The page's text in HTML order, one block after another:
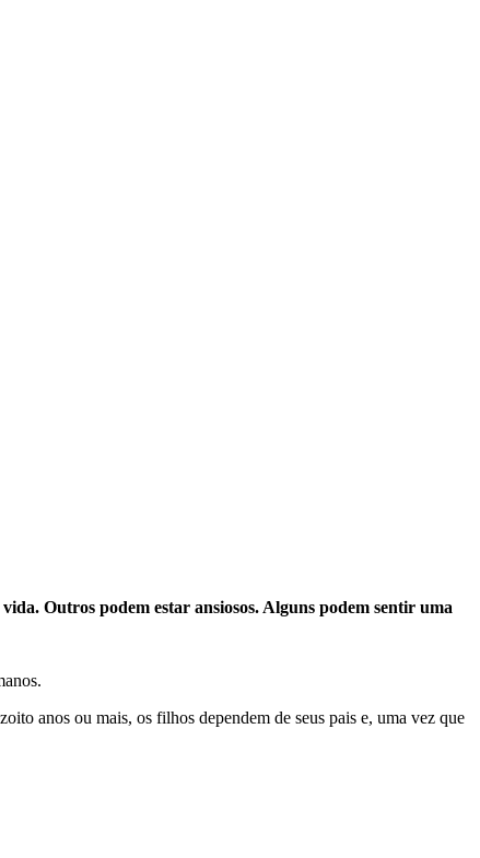
Outros podem estar ansiosos. Alguns podem sentir uma
anos ou mais, os filhos dependem de seus pais e, uma vez que